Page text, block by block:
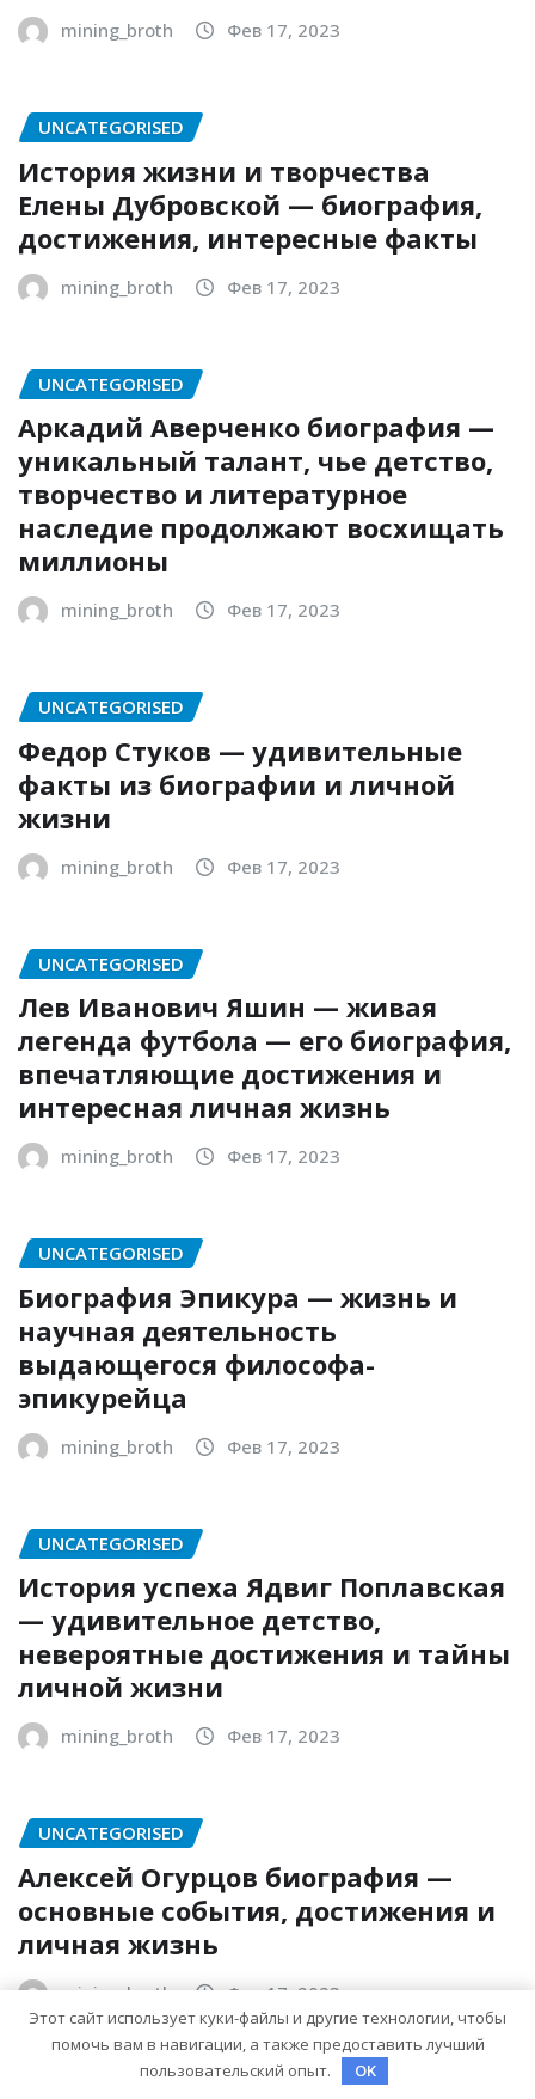
mining_broth Фев 17, 2023
UNCATEGORISED
История жизни и творчества
Елены Дубровской — биография,
достижения, интересные факты
mining_broth Фев 17, 2023
UNCATEGORISED
Аркадий Аверченко биография —
уникальный талант, чье детство,
творчество и литературное
наследие продолжают восхищать
миллионы
mining_broth Фев 17, 2023
UNCATEGORISED
Федор Стуков — удивительные
факты из биографии и личной
жизни
mining_broth Фев 17, 2023
UNCATEGORISED
Лев Иванович Яшин — живая
легенда футбола — его биография,
впечатляющие достижения и
интересная личная жизнь
mining_broth Фев 17, 2023
UNCATEGORISED
Биография Эпикура — жизнь и
научная деятельность
выдающегося философа-
эпикурейца
mining_broth Фев 17, 2023
UNCATEGORISED
История успеха Ядвиг Поплавская
— удивительное детство,
невероятные достижения и тайны
личной жизни
mining_broth Фев 17, 2023
UNCATEGORISED
Алексей Огурцов биография —
основные события, достижения и
личная жизнь
mining_broth Фев 17, 2023
Этот сайт использует куки-файлы и другие технологии, чтобы
помочь вам в навигации, а также предоставить лучший
пользовательский опыт.
OK